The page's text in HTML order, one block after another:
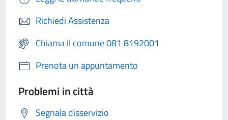
Richiedi Assistenza
Chiama il comune 081 8192001
Prenota un appuntamento
Problemi in città
Segnala disservizio